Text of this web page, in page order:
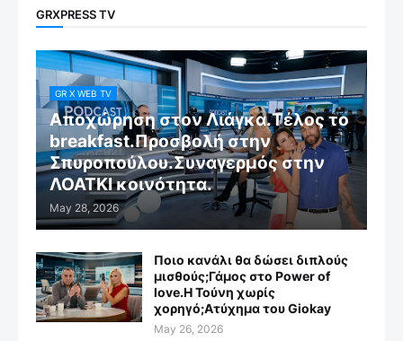
GRXPRESS TV
GR X WEB TV
Αποχώρηση στον Λιάγκα.Τέλος το
breakfast.Προσβολή στην
Σπυροπούλου.Συναγερμός στην
ΛΟΑΤΚΙ κοινότητα.
May 28, 2026
Ποιο κανάλι θα δώσει διπλούς
μισθούς;Γάμος στο Power of
love.Η Τούνη χωρίς
χορηγό;Aτύχημα του Giokay
May 26, 2026